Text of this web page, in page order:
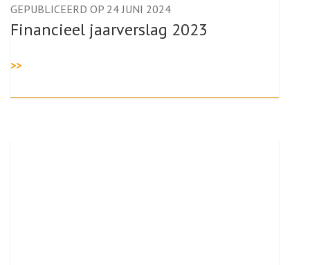
GEPUBLICEERD OP 24 JUNI 2024
Financieel jaarverslag 2023
>>